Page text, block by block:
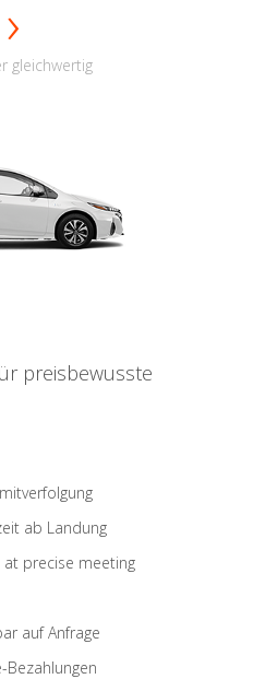
gleichwertig
preisbewusste
ab Landung
precise meeting
auf Anfrage
Bezahlungen